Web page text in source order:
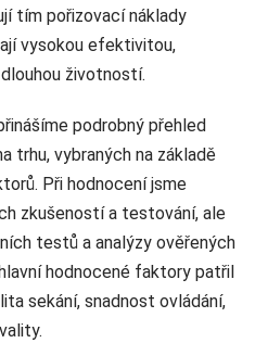
tím pořizovací náklady
vysokou efektivitou,
životností.
podrobný přehled
trhu, vybraných na základě
Při hodnocení jsme
zkušeností a testování, ale
testů a analýzy ověřených
hodnocené faktory patřil
sekání, snadnost ovládání,